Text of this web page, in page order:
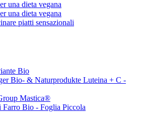
una dieta vegana
una dieta vegana
piatti sensazionali
Bio
Bio- & Naturprodukte Luteina + C -
Mastica®
Bio - Foglia Piccola